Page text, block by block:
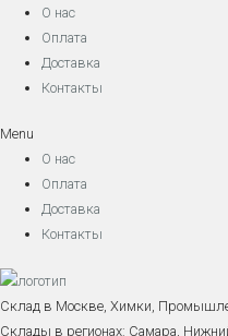
О нас
Оплата
Доставка
Контакты
Menu
О нас
Оплата
Доставка
Контакты
Склад в Москве, Химки,
Склады в регионах: Самара,